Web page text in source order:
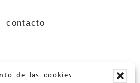
de las cookies
contacto